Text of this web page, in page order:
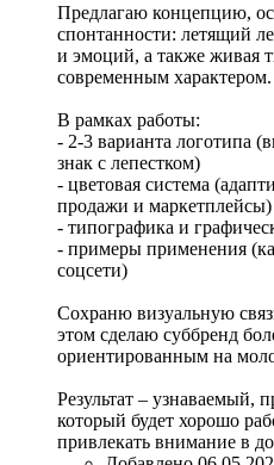
Предлагаю концепцию,
спонтанности: летящий
и эмоций, а также живая
современным характером.
В рамках работы:
- 2-3 варианта логотипа
знак с лепестком)
- цветовая система
продажи и маркетплейсы)
- типографика и
- примеры применения
соцсети)
Сохраню визуальную
этом сделаю суббренд
ориентированным на
Результат – узнаваемый,
который будет хорошо
привлекать внимание в